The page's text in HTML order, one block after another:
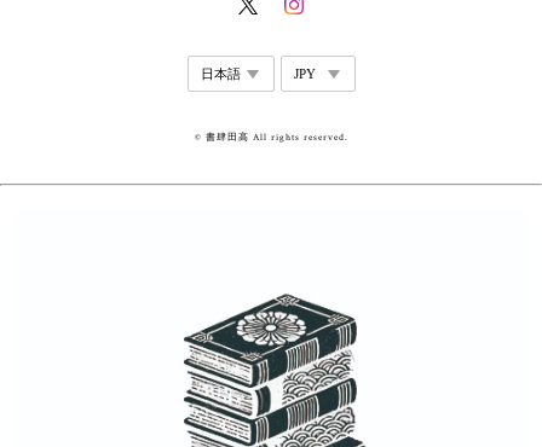
© 書肆田高 All rights reserved.